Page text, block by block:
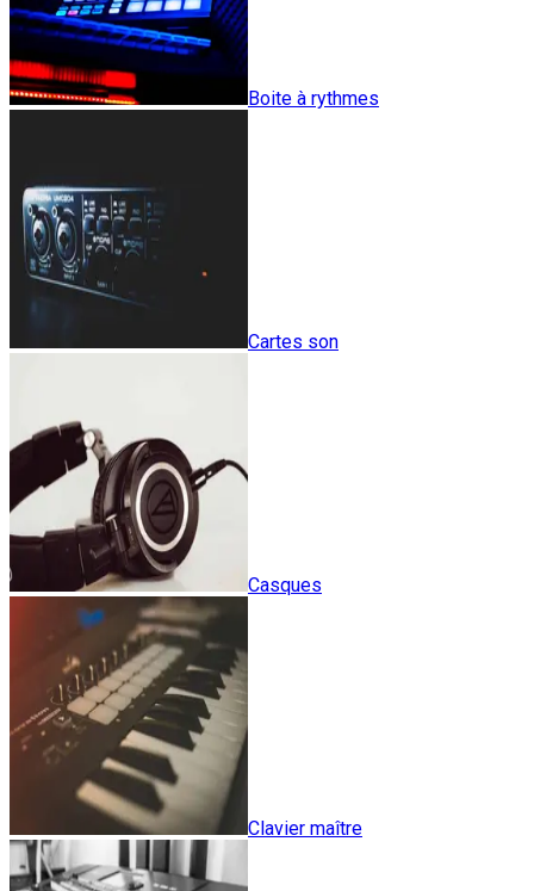
Boite à rythmes
Cartes son
Casques
Clavier maître